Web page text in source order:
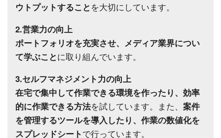
ウトプットすること を大切にしています。
2.営業力の向上
ポートフォリオを充実させ、メディア業界につい
て学ぶことに取り組んでいます。
3.セルフマネジメント力の向上
在宅で集中して作業できる環境を作ったり、効率
的に作業できる方法を試しています。また、 案件
を管理するツールを導入したり、作業の数値化を
スプレッドシートで行っています。